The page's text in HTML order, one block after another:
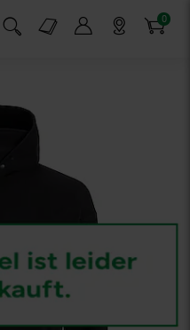
Suchfeld einblenden
Markt-Angebote 0
Artikel